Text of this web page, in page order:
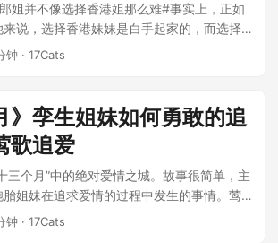
姐并不像选择香港姐那么难#事实上，正如
说，选择香港妹妹是白手起家的，而选择
经过这么多年...
钟 · 17Cats
》孪生姐妹如何勇敢的追
歌追爱
三个月”中的绝对爱情之城。故事很简单，主
姐妹在追求爱情的过程中发生的事情。莺
的刀。她害...
钟 · 17Cats